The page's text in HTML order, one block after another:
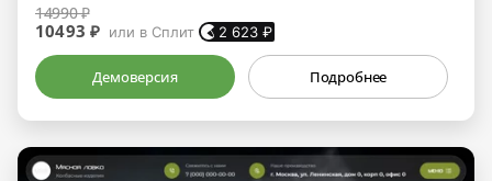
14990 ₽
10493 ₽ или в Сплит 2 623 ₽
Демоверсия Подробнее